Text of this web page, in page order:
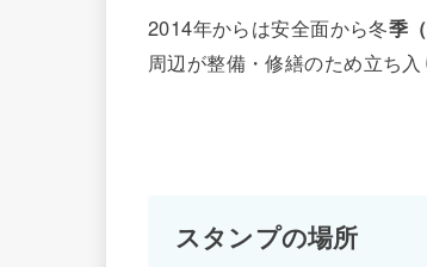
2014年からは安全面から冬季
周辺が整備・修繕のため立ち
スタンプの場所